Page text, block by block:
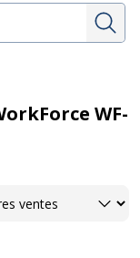
WF-